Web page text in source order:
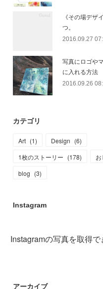
《その場デザ
つ。
2016.09.27
写真にロゴや
に入れる方法
2016.09.26
カテゴリ
Art (1) Design (6)
1枚のストーリー (178)
blog (3)
Instagram
Instagramの写真を取得で
アーカイブ